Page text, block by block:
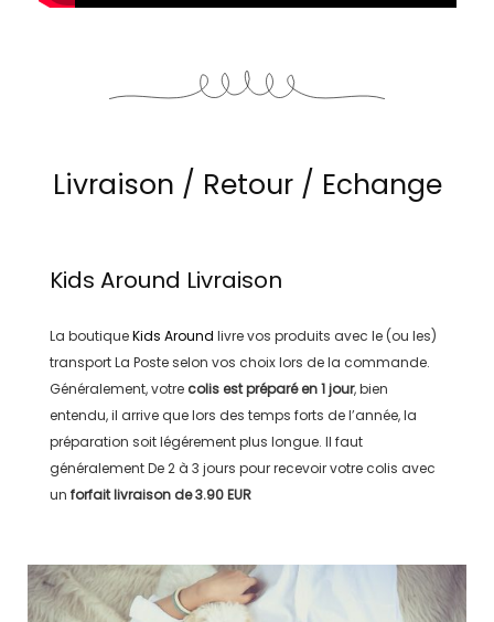
Livraison / Retour / Echange
Kids Around Livraison
La boutiqueKids Around livre vos produits avec le (ou les)
transportLa Posteselon vos choix lors de la commande.
Généralement, votre colis est préparé en1 jour, bien
entendu, il arrive que lors des temps forts de l’année, la
préparation soit légérement plus longue. Il faut
généralementDe 2 à 3 jours pour recevoir votre colis avec
un forfait livraison de3.90 EUR